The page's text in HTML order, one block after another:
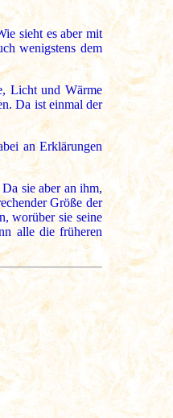
sieht es aber mit
wenigstens dem
Licht und Wärme
Da ist einmal der
an Erklärungen
sie aber an ihm,
Größe der
worüber sie seine
alle die früheren